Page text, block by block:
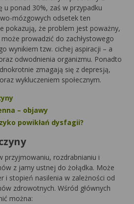
u ponad 30%, zaś w przypadku
mózgowych odsetek ten
pokazują, że problem jest poważny,
prowadzić do zachłystowego
wynikiem tzw. cichej aspiracji – a
odwodnienia organizmu. Ponadto
zmagają się z depresją,
wykluczeniem społecznym.
– objawy
powikłań dysfagii?
przyjmowaniu, rozdrabnianiu i
z jamy ustnej do żołądka. Może
i stopień nasilenia w zależności od
zdrowotnych. Wśród głównych
można: